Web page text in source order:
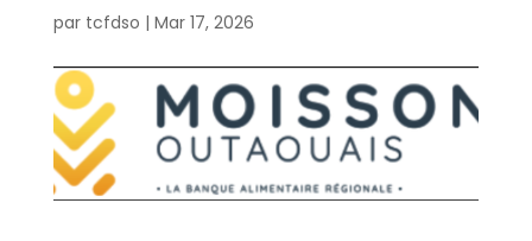
par tcfdso | Mar 17, 2026